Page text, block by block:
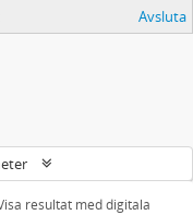
Avsluta
resultat med digitala